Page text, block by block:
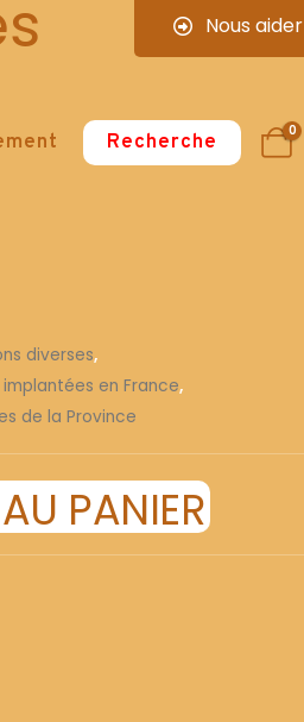
Nous aider
Recherche 0
diverses,
implantées en France,
de la Province
PANIER